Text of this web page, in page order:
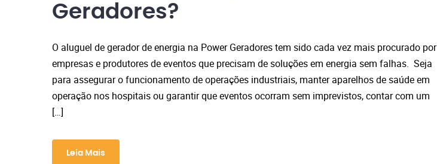
Geradores?
O aluguel de gerador de energia na Power Geradores tem sido cada vez mais procurado por
empresas e produtores de eventos que precisam de soluções em energia sem falhas. Seja
para assegurar o funcionamento de operações industriais, manter aparelhos de saúde em
operação nos hospitais ou garantir que eventos ocorram sem imprevistos, contar com um
[…]
Leia Mais